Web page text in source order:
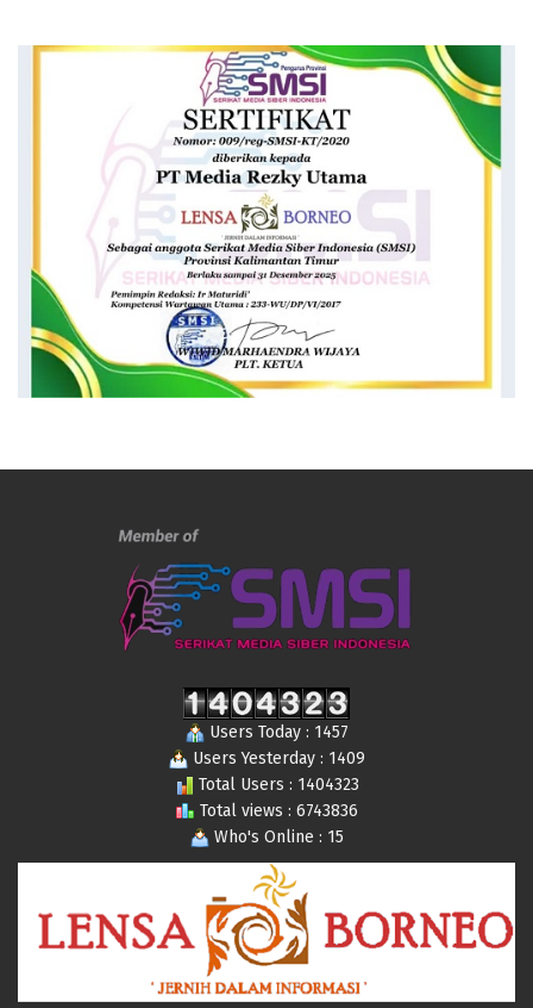
Users Today : 1457
Users Yesterday : 1409
Total Users : 1404323
Total views : 6743836
Who's Online : 15